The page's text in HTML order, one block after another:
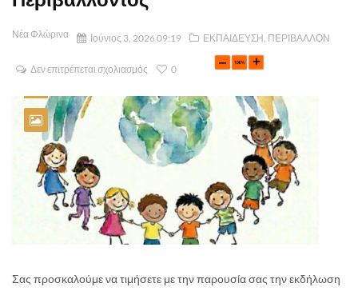
Νέα Φλώρινα Ιούνιος 3, 2026 09:19 ΕΚΠΑΙΔΕΥΣΗ, ΠΕΡΙΒΑΛΛΟΝ
Δεν επιτρέπεται σχολιασμός 0
Σας προσκαλούμε να τιμήσετε με την παρουσία σας την εκδήλωση